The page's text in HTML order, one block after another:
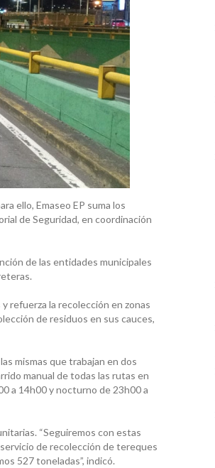
ello, Emaseo EP suma los
de Seguridad, en coordinación
de las entidades municipales
refuerza la recolección en zonas
de residuos en sus cauces,
mismas que trabajan en dos
manual de todas las rutas en
a 14h00 y nocturno de 23h00 a
“Seguiremos con estas
de recolección de tereques
527 toneladas”, indicó.